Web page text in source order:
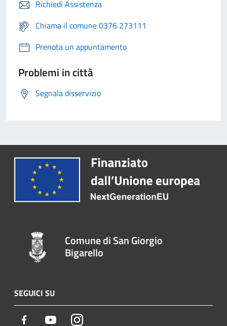
Richiedi Assistenza
Chiama il comune 0376 273111
Prenota un appuntamento
Problemi in città
Segnala disservizio
Comune di San Giorgio
Bigarello
SEGUICI SU
Facebook YoutubeInstagram